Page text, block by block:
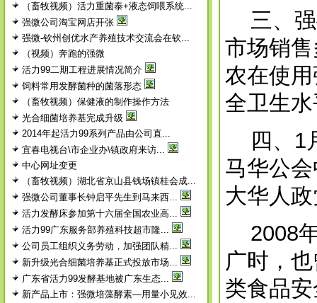
（畜牧视频）活力重菌泰+液态饲喂系统...
强微公司淘宝网店开张
强微-钦州创优水产养殖技术交流会在钦...
（视频）奔跑的强微
活力99二期工程进展情况简介
饲料常用发酵菌种的菌落形态
（畜牧视频）保健液的制作操作方法
光合细菌培养基完成升级
2014年起活力99系列产品由公司直...
宜春电视台\市企业办\镇政府来访...
中心网址变更
（畜牧视频）湖北省京山县钱场镇桂会成...
强微公司董事长钟启平先生到马来西...
活力发酵床参加第十六届全国农业高...
活力99广东服务部养殖科技超市隆...
公司员工组织义务劳动，加强团队精...
新升级光合细菌培养基正式投放市场...
广东省活力99发酵基地被广东生态...
新产品上市：强微培藻酵素—用量小见效...
三、强
市场销
农在使
全卫生
四、1
马华公
大华人
2008年
广时，
类食品